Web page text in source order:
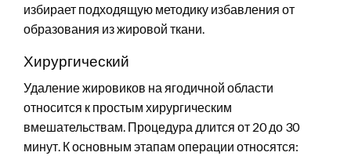
избирает подходящую методику избавления от
образования из жировой ткани.
Хирургический
Удаление жировиков на ягодичной области
относится к простым хирургическим
вмешательствам. Процедура длится от 20 до 30
минут. К основным этапам операции относятся: